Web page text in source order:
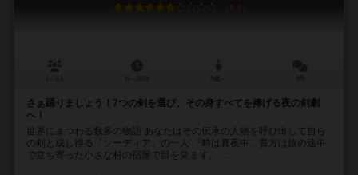
6.8
さぁ踊りましょう！7つの剣を選び、その身すべてを捧げる夜の剣劇
へ！
世界にまつわる数多の物語 あなたはその伝承の人物を呼び出して自ら
の剣と成し得る「ソーディア」の一人 『時は真夜中、貴方は旅の途中
で立ち寄った小さな村の宿屋で目を覚ます。 ...